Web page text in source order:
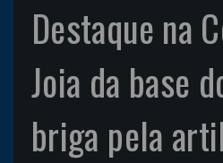
Destaque na
Joia da base
briga pela